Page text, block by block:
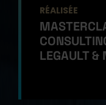
RÉALISÉE
LEGAULT &